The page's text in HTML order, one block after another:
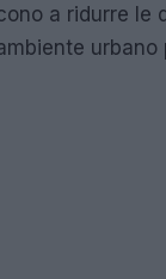
a ridurre le
urbano